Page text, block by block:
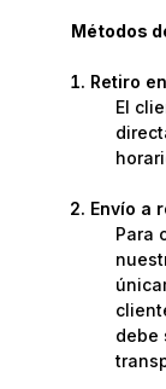
Métodos
Retiro
El
Envío a
Para
debe